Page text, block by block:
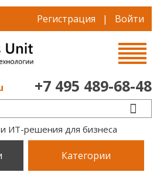
Регистрация | Войти
+7 495 489-68-48
ИТ-решения для бизнеса
Категории